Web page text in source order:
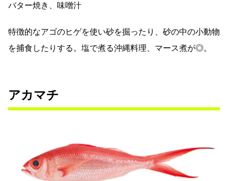
バター焼き、味噌汁
特徴的なアゴのヒゲを使い砂を掘ったり、砂の中の小動物
を捕食したりする。塩で煮る沖縄料理、マース煮が◎。
アカマチ